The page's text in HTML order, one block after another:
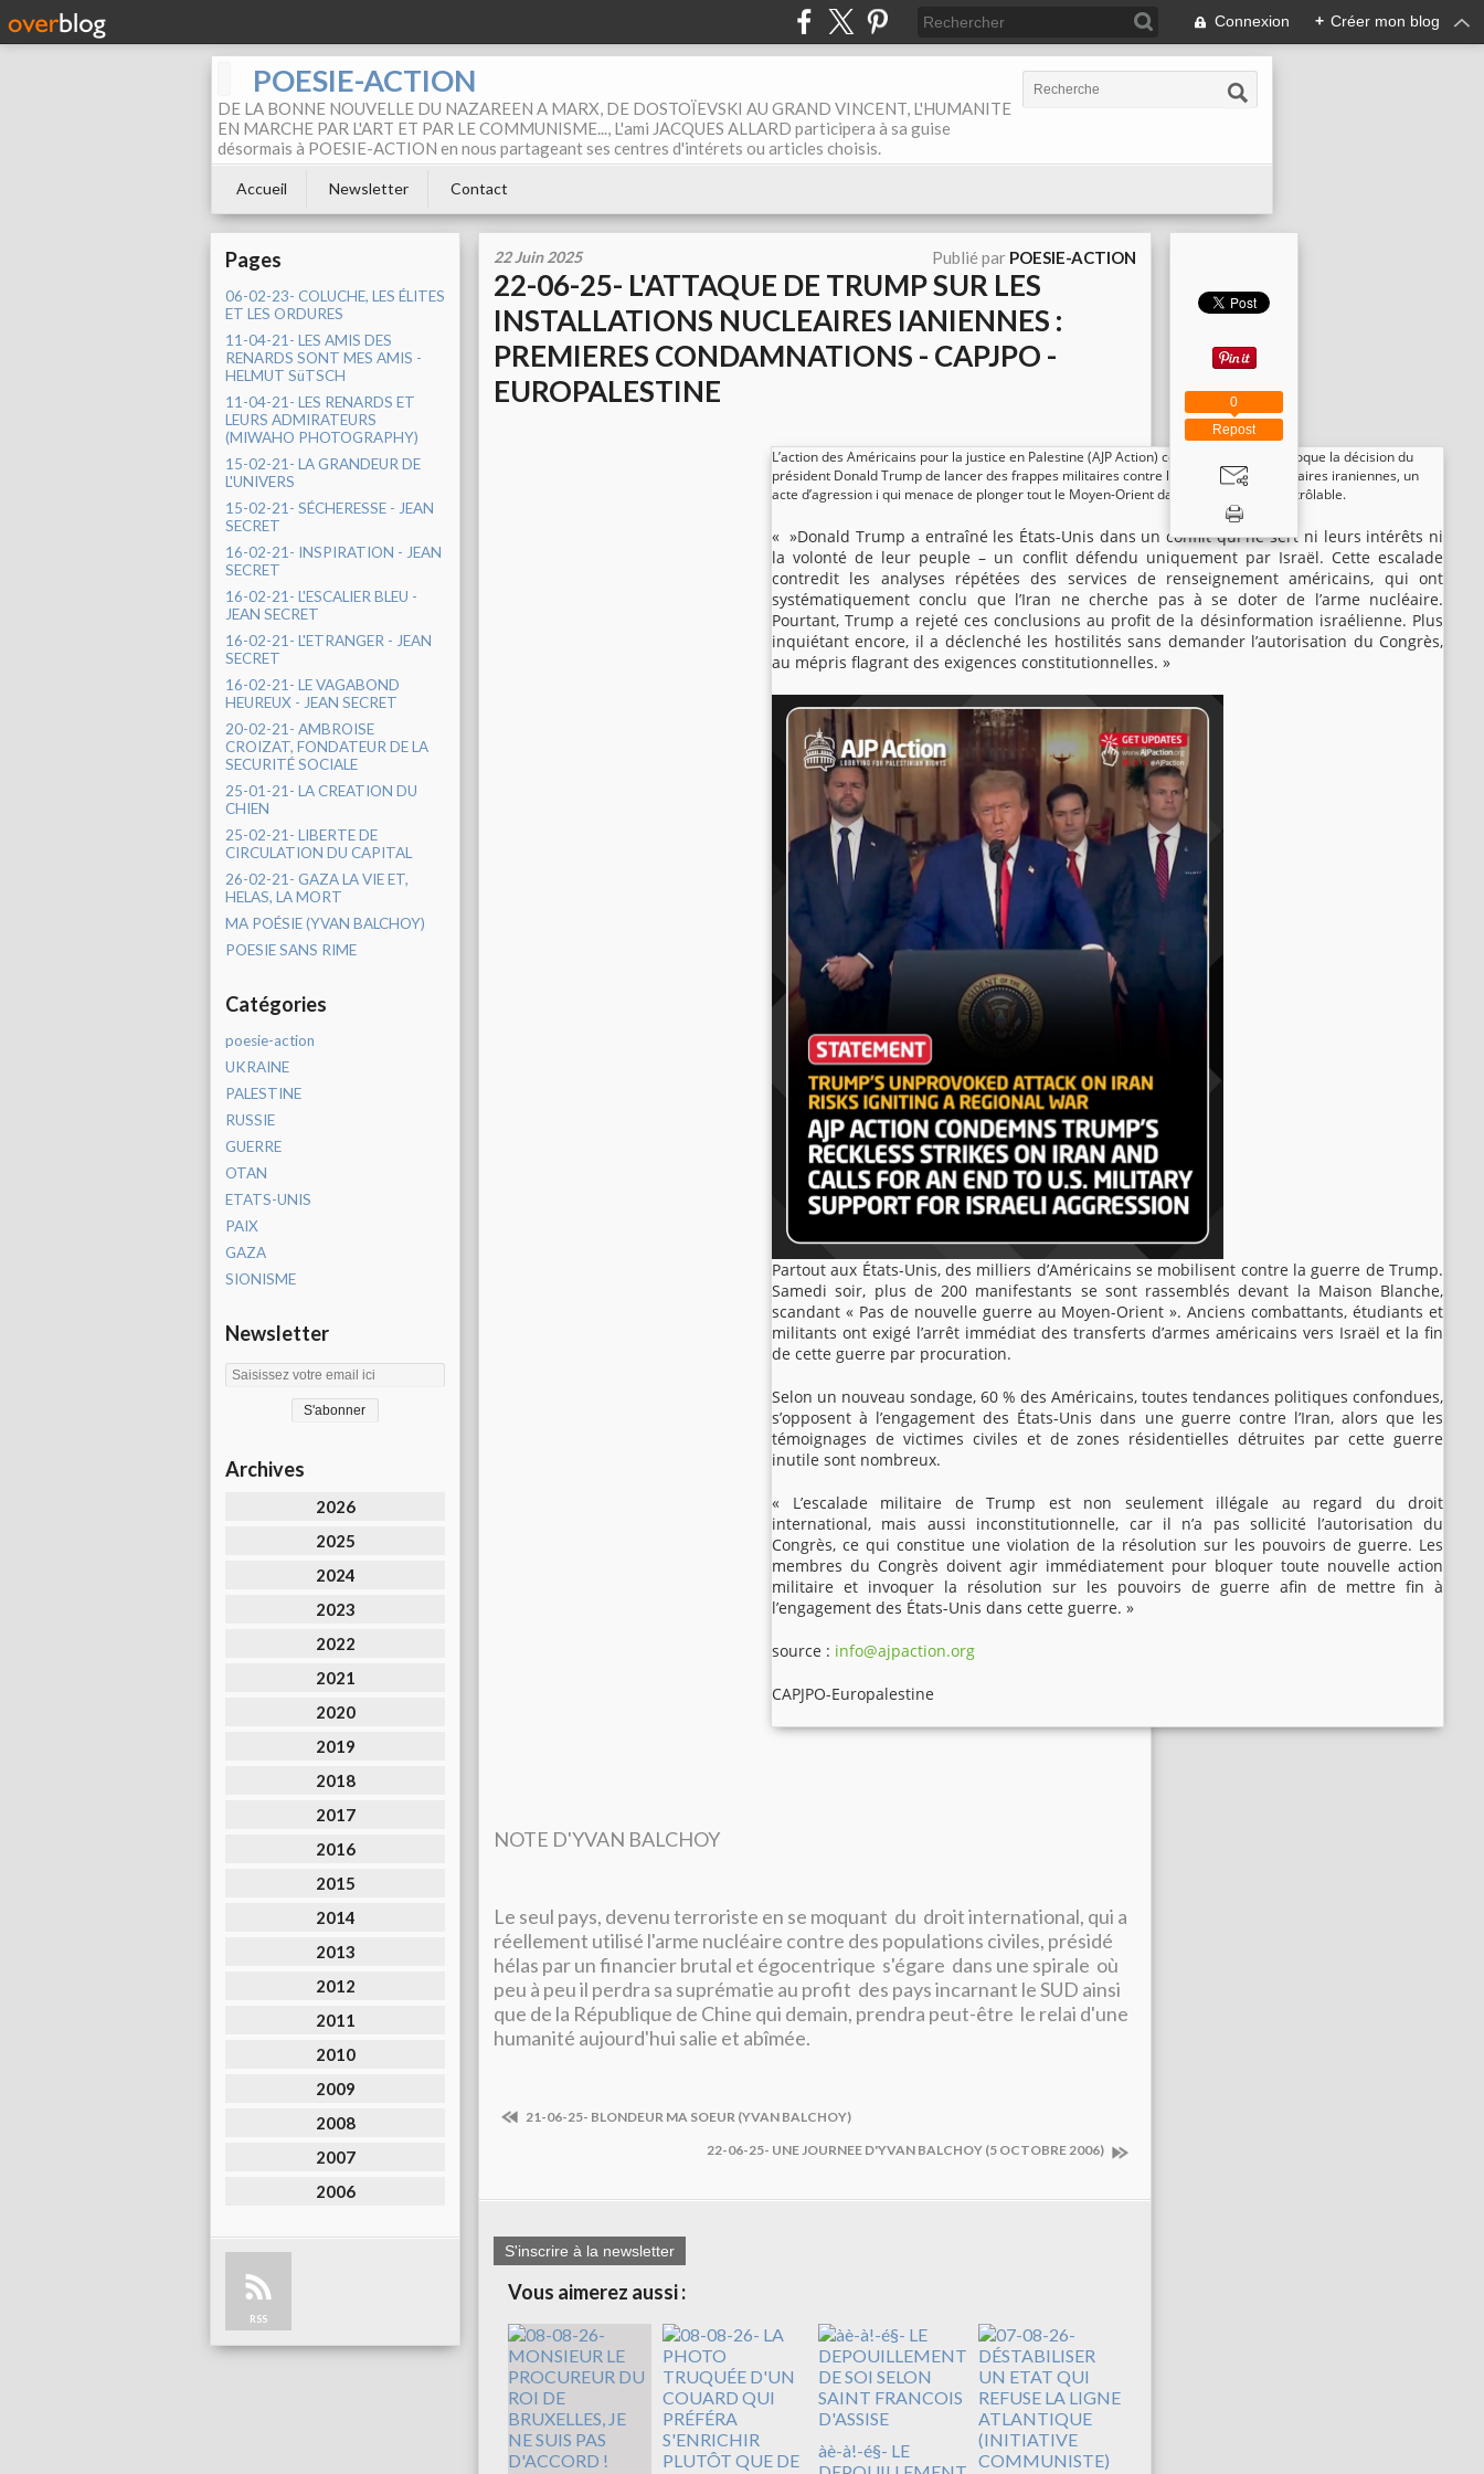
Connexion + Créer mon blog
POESIE-ACTION
DE LA BONNE NOUVELLE DU NAZAREEN A MARX, DE DOSTOÏEVSKI AU GRAND VINCENT, L'HUMANITE
EN MARCHE PAR L'ART ET PAR LE COMMUNISME..., L'ami JACQUES ALLARD participera à sa guise
désormais à POESIE-ACTION en nous partageant ses centres d'intérets ou articles choisis.
Accueil Newsletter Contact
Pages
06-02-23- COLUCHE, LES ÉLITES
ET LES ORDURES
11-04-21- LES AMIS DES
RENARDS SONT MES AMIS -
HELMUT SüTSCH
11-04-21- LES RENARDS ET
LEURS ADMIRATEURS
(MIWAHO PHOTOGRAPHY)
15-02-21- LA GRANDEUR DE
L'UNIVERS
15-02-21- SÉCHERESSE - JEAN
SECRET
16-02-21- INSPIRATION - JEAN
SECRET
16-02-21- L'ESCALIER BLEU -
JEAN SECRET
16-02-21- L'ETRANGER - JEAN
SECRET
16-02-21- LE VAGABOND
HEUREUX - JEAN SECRET
20-02-21- AMBROISE
CROIZAT, FONDATEUR DE LA
SECURITÉ SOCIALE
25-01-21- LA CREATION DU
CHIEN
25-02-21- LIBERTE DE
CIRCULATION DU CAPITAL
26-02-21- GAZA LA VIE ET,
HELAS, LA MORT
MA POÉSIE (YVAN BALCHOY)
POESIE SANS RIME
Catégories
poesie-action
UKRAINE
PALESTINE
RUSSIE
GUERRE
OTAN
ETATS-UNIS
PAIX
GAZA
SIONISME
Newsletter
Archives
2026
2025
2024
2023
2022
2021
2020
2019
2018
2017
2016
2015
2014
2013
2012
2011
2010
2009
2008
2007
2006
RSS
22 Juin 2025 Publié par POESIE-ACTION
22-06-25- L'ATTAQUE DE TRUMP SUR LES
INSTALLATIONS NUCLEAIRES IANIENNES :
PREMIERES CONDAMNATIONS - CAPJPO -
EUROPALESTINE
L’action des Américains pour la justice en Palestine (AJP Action) condamne sans équivoque la décision du
président Donald Trump de lancer des frappes militaires contre les installations nucléaires iraniennes, un
acte d’agression i qui menace de plonger tout le Moyen-Orient dans une guerre incontrôlable.
« »Donald Trump a entraîné les États-Unis dans un conflit qui ne sert ni leurs intérêts ni
la volonté de leur peuple – un conflit défendu uniquement par Israël. Cette escalade
contredit les analyses répétées des services de renseignement américains, qui ont
systématiquement conclu que l’Iran ne cherche pas à se doter de l’arme nucléaire.
Pourtant, Trump a rejeté ces conclusions au profit de la désinformation israélienne. Plus
inquiétant encore, il a déclenché les hostilités sans demander l’autorisation du Congrès,
au mépris flagrant des exigences constitutionnelles. »
Partout aux États-Unis, des milliers d’Américains se mobilisent contre la guerre de Trump.
Samedi soir, plus de 200 manifestants se sont rassemblés devant la Maison Blanche,
scandant « Pas de nouvelle guerre au Moyen-Orient ». Anciens combattants, étudiants et
militants ont exigé l’arrêt immédiat des transferts d’armes américains vers Israël et la fin
de cette guerre par procuration.
Selon un nouveau sondage, 60 % des Américains, toutes tendances politiques confondues,
s’opposent à l’engagement des États-Unis dans une guerre contre l’Iran, alors que les
témoignages de victimes civiles et de zones résidentielles détruites par cette guerre
inutile sont nombreux.
« L’escalade militaire de Trump est non seulement illégale au regard du droit
international, mais aussi inconstitutionnelle, car il n’a pas sollicité l’autorisation du
Congrès, ce qui constitue une violation de la résolution sur les pouvoirs de guerre. Les
membres du Congrès doivent agir immédiatement pour bloquer toute nouvelle action
militaire et invoquer la résolution sur les pouvoirs de guerre afin de mettre fin à
l’engagement des États-Unis dans cette guerre. »
source : info@ajpaction.org
CAPJPO-Europalestine
NOTE D'YVAN BALCHOY
Le seul pays, devenu terroriste en se moquant du droit international, qui a
réellement utilisé l'arme nucléaire contre des populations civiles, présidé
hélas par un financier brutal et égocentrique s'égare dans une spirale où
peu à peu il perdra sa suprématie au profit des pays incarnant le SUD ainsi
que de la République de Chine qui demain, prendra peut-être le relai d'une
humanité aujourd'hui salie et abîmée.
21-06-25- BLONDEUR MA SOEUR (YVAN BALCHOY)
22-06-25- UNE JOURNEE D'YVAN BALCHOY (5 OCTOBRE 2006)
S'inscrire à la newsletter
Vous aimerez aussi :
àè-à!-é§- LE
Repost
0